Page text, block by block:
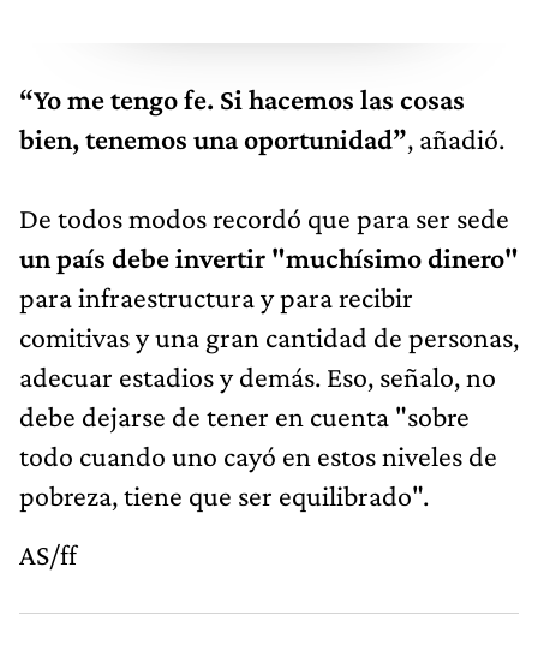
“Yo me tengo fe. Si hacemos las cosas
bien, tenemos una oportunidad”, añadió.
De todos modos recordó que para ser sede
un país debe invertir "muchísimo dinero"
para infraestructura y para recibir
comitivas y una gran cantidad de personas,
adecuar estadios y demás. Eso, señalo, no
debe dejarse de tener en cuenta "sobre
todo cuando uno cayó en estos niveles de
pobreza, tiene que ser equilibrado".
AS/ff